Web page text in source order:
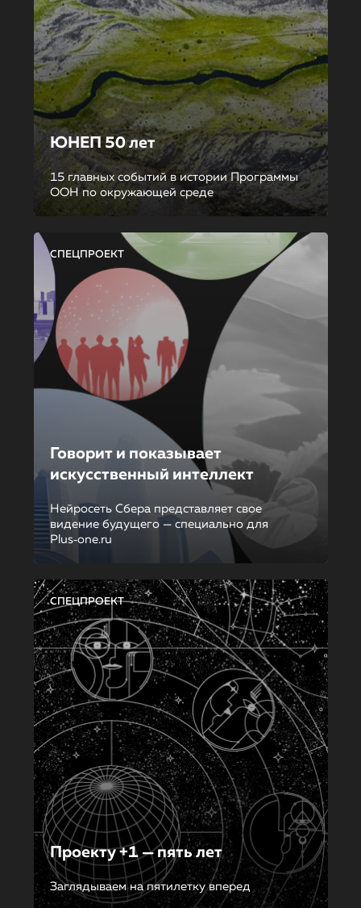
ЮНЕП 50 лет
15 главных событий в истории Программы
ООН по окружающей среде
СПЕЦПРОЕКТ
Говорит и показывает
искусственный интеллект
Нейросеть Сбера представляет свое
видение будущего — специально для
Plus‑one.ru
СПЕЦПРОЕКТ
Проекту +1 — пять лет
Заглядываем на пятилетку вперед